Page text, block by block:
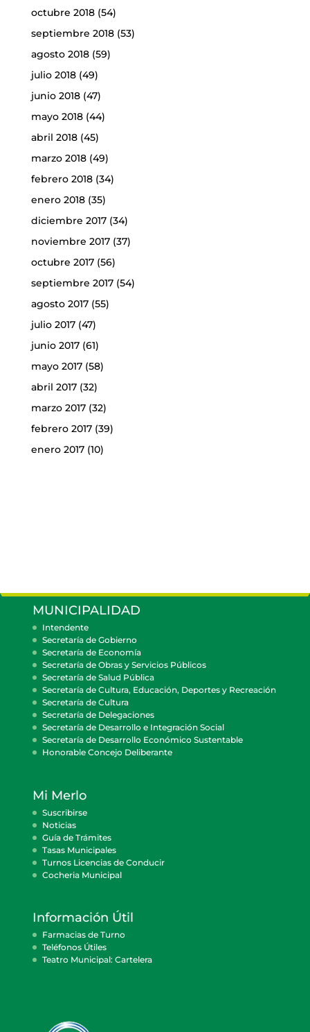
octubre 2018(54)
septiembre 2018(53)
agosto 2018(59)
julio 2018(49)
junio 2018(47)
mayo 2018(44)
abril 2018(45)
marzo 2018(49)
febrero 2018(34)
enero 2018(35)
diciembre 2017(34)
noviembre 2017(37)
octubre 2017(56)
septiembre 2017(54)
agosto 2017(55)
julio 2017(47)
junio 2017(61)
mayo 2017(58)
abril 2017(32)
marzo 2017(32)
febrero 2017(39)
enero 2017(10)
MUNICIPALIDAD
Intendente
Secretaría de Gobierno
Secretaría de Economía
Secretaría de Obras y Servicios Públicos
Secretaría de Salud Pública
Secretaría de Cultura, Educación, Deportes y Recreación
Secretaría de Cultura
Secretaría de Delegaciones
Secretaría de Desarrollo e Integración Social
Secretaría de Desarrollo Económico Sustentable
Honorable Concejo Deliberante
Mi Merlo
Suscribirse
Noticias
Guía de Trámites
Tasas Municipales
Turnos Licencias de Conducir
Cocheria Municipal
Información Útil
Farmacias de Turno
Teléfonos Útiles
Teatro Municipal: Cartelera